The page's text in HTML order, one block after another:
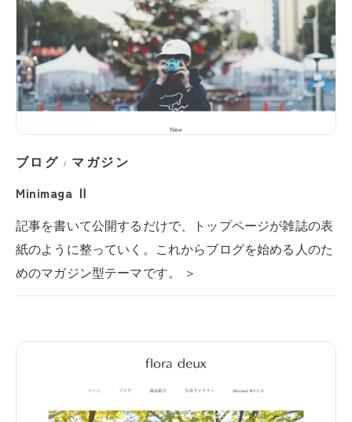
ブログ / マガジン
Minimaga Ⅱ
記事を書いて公開するだけで、トップページが雑誌の表
紙のように整っていく。これからブログを始める人のた
めのマガジン型テーマです。 ＞